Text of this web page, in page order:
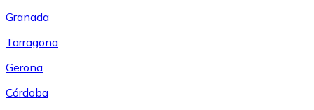
Granada
Tarragona
Gerona
Córdoba